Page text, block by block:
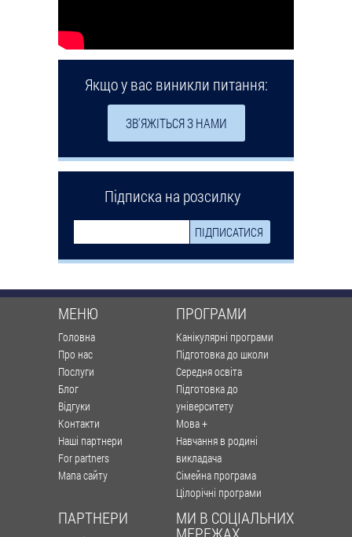
Якщо у вас виникли питання:
ЗВ'ЯЖІТЬСЯ З НАМИ
Підписка на розсилку
МЕНЮ
Головна
Про нас
Послуги
Блог
Відгуки
Контакти
Наші партнери
For partners
Мапа сайту
ПРОГРАМИ
Канікулярні програми
Підготовка до школи
Середня освіта
Підготовка до
університету
Мова +
Навчання в родині
викладача
Сімейна програма
Цілорічні програми
ПАРТНЕРИ МИ В СОЦІАЛЬНИХ